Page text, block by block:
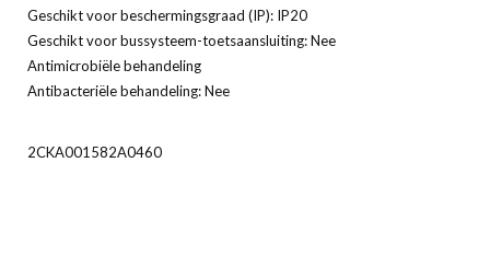
Geschikt voor beschermingsgraad (IP): IP20
Geschikt voor bussysteem-toetsaansluiting: Nee
Antimicrobiële behandeling
Antibacteriële behandeling: Nee
2CKA001582A0460